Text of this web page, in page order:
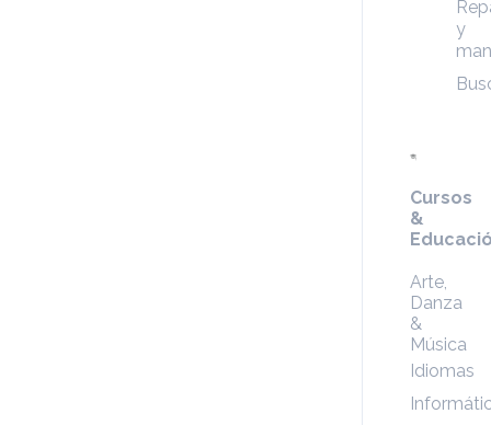
y
Cursos
&
Arte,
Danza
&
Música
Idiomas